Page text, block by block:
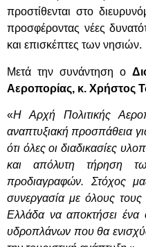
προστίθενται στο
προσφέροντας νέες
και επισκέπτες των νησιών.
Μετά την συνάντηση ο
Αεροπορίας, κ. Χρήστος
«Η Αρχή Πολιτικής
αναπτυξιακή προσπάθεια
ότι όλες οι διαδικασίες
και απόλυτη τήρηση
προδιαγραφών. Στόχος
συνεργασία με όλους
Ελλάδα να αποκτήσει ένα
υδροπλάνων που θα